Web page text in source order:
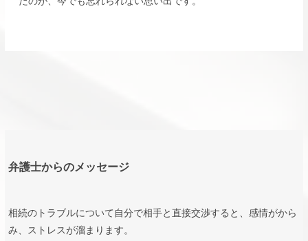
弁護士からのメッセージ
相続のトラブルについて自分で相手と直接交渉すると、感情がから
み、ストレスが溜まります。